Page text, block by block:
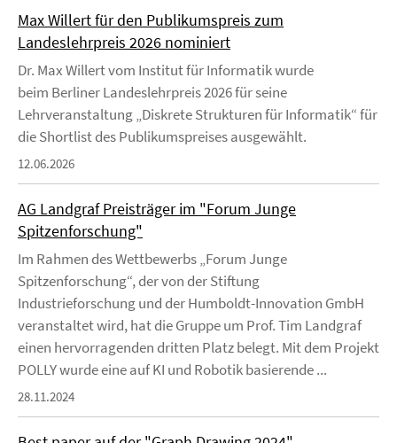
Max Willert für den Publikumspreis zum
Landeslehrpreis 2026 nominiert
Dr. Max Willert vom Institut für Informatik wurde
beim Berliner Landeslehrpreis 2026 für seine
Lehrveranstaltung „Diskrete Strukturen für Informatik“ für
die Shortlist des Publikumspreises ausgewählt.
12.06.2026
AG Landgraf Preisträger im "Forum Junge
Spitzenforschung"
Im Rahmen des Wettbewerbs „Forum Junge
Spitzenforschung“, der von der Stiftung
Industrieforschung und der Humboldt-Innovation GmbH
veranstaltet wird, hat die Gruppe um Prof. Tim Landgraf
einen hervorragenden dritten Platz belegt. Mit dem Projekt
POLLY wurde eine auf KI und Robotik basierende ...
28.11.2024